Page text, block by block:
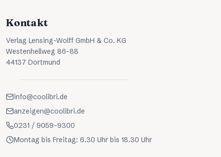
Kontakt
Verlag Lensing-Wolff GmbH & Co. KG
Westenhellweg 86-88
44137 Dortmund
info@coolibri.de
anzeigen@coolibri.de
0231 / 9059-9300
Montag bis Freitag: 6.30 Uhr bis 18.30 Uhr